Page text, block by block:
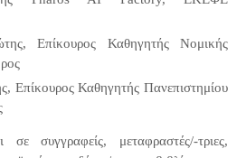
Επίκουρος Καθηγητής Νομικής
Επίκουρος Καθηγητής Πανεπιστημίου
συγγραφείς, μεταφραστές/-τριες,